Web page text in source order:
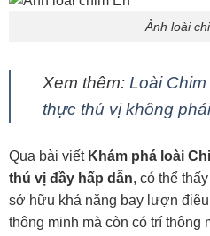
Ảnh loài
Xem thêm: Loài
thực thú vị không
Qua bài viết Khám phá loài
thú vị đầy hấp dẫn, có thể
sở hữu khả năng bay lượn
thông minh mà còn có trí thông